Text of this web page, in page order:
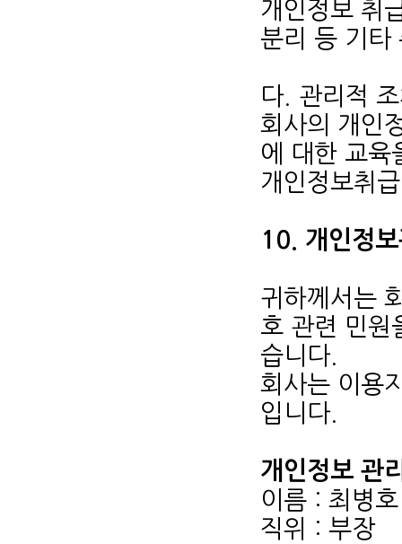
개인정보 취
분리 등 기타
다. 관리적
회사의 개인
에 대한 교육
개인정보취
10. 개인정
귀하께서는
호 관련 민원
습니다.
회사는 이용
입니다.
개인정보 관
이름 : 최병호
직위 : 부장